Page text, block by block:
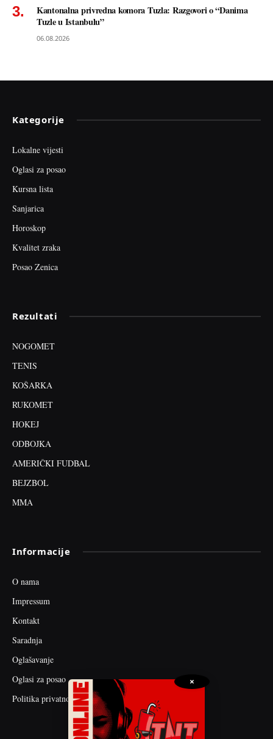
Kantonalna privredna komora Tuzla: Razgovori o “Danima
Tuzle u Istanbulu”
06.08.2026
Kategorije
Lokalne vijesti
Oglasi za posao
Kursna lista
Sanjarica
Horoskop
Kvalitet zraka
Posao Zenica
Rezultati
NOGOMET
TENIS
KOŠARKA
RUKOMET
HOKEJ
ODBOJKA
AMERIČKI FUDBAL
BEJZBOL
MMA
Informacije
O nama
Impressum
Kontakt
Saradnja
Oglašavanje
Oglasi za posao
Politika privatnosti
×